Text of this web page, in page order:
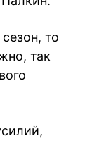
то
так